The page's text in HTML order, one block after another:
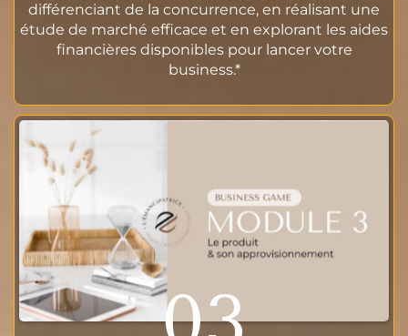
différenciant de la concurrence, en réalisant une
étude de marché efficace et en explorant les aides
financières disponibles pour lancer votre
business.*